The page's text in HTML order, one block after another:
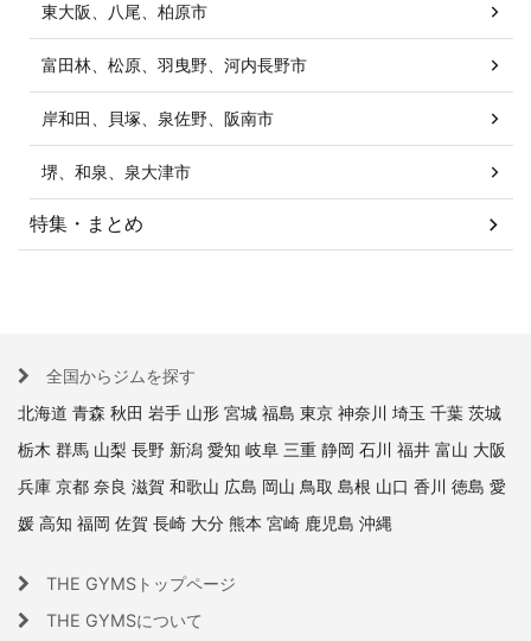
東大阪、八尾、柏原市
富田林、松原、羽曳野、河内長野市
岸和田、貝塚、泉佐野、阪南市
堺、和泉、泉大津市
特集・まとめ
全国からジムを探す
北海道 青森 秋田 岩手 山形 宮城 福島 東京 神奈川 埼玉 千葉 茨城
栃木 群馬 山梨 長野 新潟 愛知 岐阜 三重 静岡 石川 福井 富山 大阪
兵庫 京都 奈良 滋賀 和歌山 広島 岡山 鳥取 島根 山口 香川 徳島 愛
媛 高知 福岡 佐賀 長崎 大分 熊本 宮崎 鹿児島 沖縄
THE GYMSトップページ
THE GYMSについて